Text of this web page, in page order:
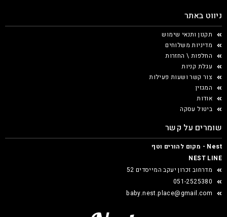
ניווט באתר
תקנון ותנאי שימוש
מדיניות משלוחים
החלפות \ החזרות
עגלת קניות
צור קשר ושעות פעילות
המגזין
אודות
ביטול עסקה
שומרים על קשר
Nest - מקום להורים וטף
NEST LINE
מדרחוב זכרון יעקב המייסדים 52
051-2525380
baby.nest.place@gmail.com